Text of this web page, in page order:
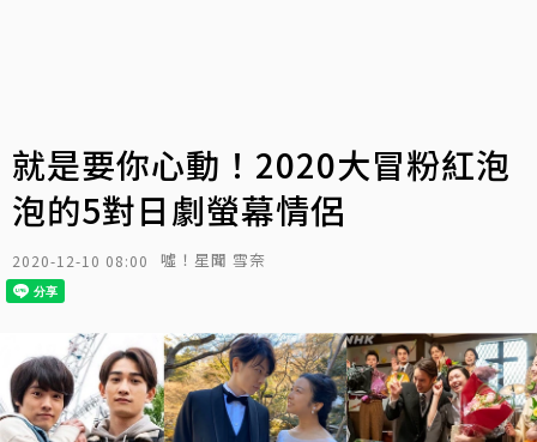
就是要你心動！2020大冒粉紅泡
泡的5對日劇螢幕情侶
2020-12-10 08:00 噓！星聞 雪奈